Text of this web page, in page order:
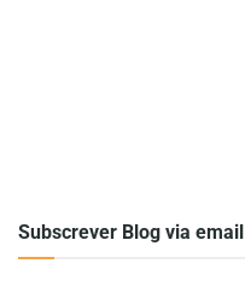
Subscrever Blog via email